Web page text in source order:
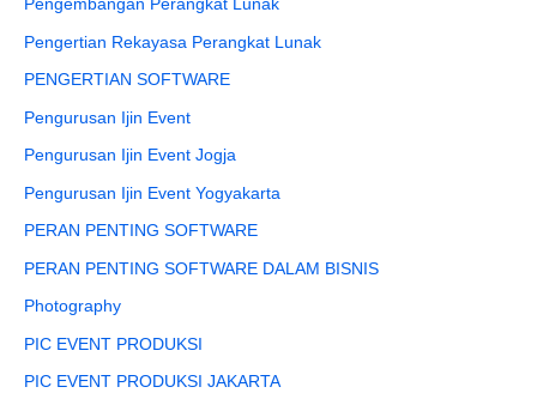
Pengertian Rekayasa Perangkat Lunak
PENGERTIAN SOFTWARE
Pengurusan Ijin Event
Pengurusan Ijin Event Jogja
Pengurusan Ijin Event Yogyakarta
PERAN PENTING SOFTWARE
PERAN PENTING SOFTWARE DALAM BISNIS
Photography
PIC EVENT PRODUKSI
PIC EVENT PRODUKSI JAKARTA